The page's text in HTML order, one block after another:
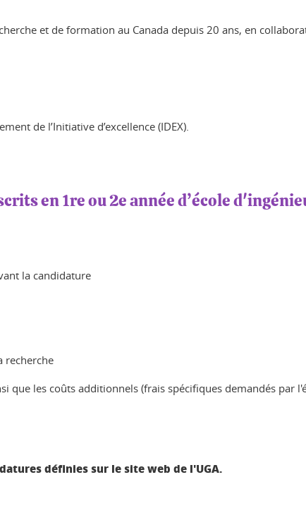
et de formation au Canada depuis 20 ans, en
de l’Initiative d’excellence (IDEX).
en 1re ou 2e année d’école
la candidature
recherche
les coûts additionnels (frais spécifiques demandés par
définies sur le site web de l'UGA.